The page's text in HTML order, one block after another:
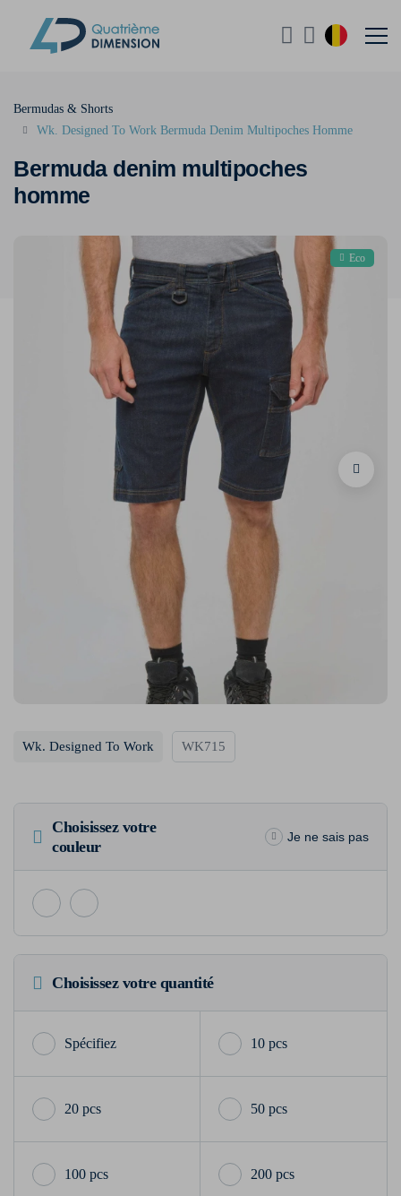
Bermuda denim multipoches
homme
Bermudas & Shorts
Wk. Designed To Work Bermuda Denim Multipoches Homme
Eco
Wk. Designed To Work WK715
Choisissez votre
couleur
Je ne sais pas
Choisissez votre quantité
10 pcs
20 pcs 50 pcs
100 pcs 200 pcs